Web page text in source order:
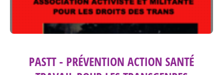
PASTT - PRÉVENTION ACTION SANTÉ